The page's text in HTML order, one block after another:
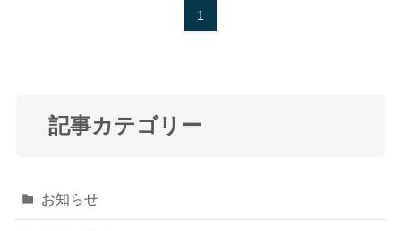
1
記事カテゴリー
お知らせ